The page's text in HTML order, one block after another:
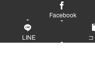
Facebook
LINE